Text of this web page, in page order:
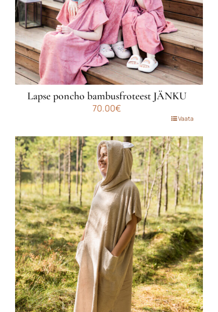
Lapse poncho bambusfroteest JÄNKU
70.00€
on
mitu
varianti.
Valikuid
saab
teha
tootelehel.
Vaata